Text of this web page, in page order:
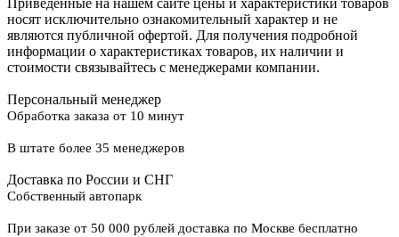
Приведенные на нашем сайте цены и характеристики товаров
носят исключительно ознакомительный характер и не
являются публичной офертой. Для получения подробной
информации о характеристиках товаров, их наличии и
стоимости связывайтесь с менеджерами компании.
Персональный менеджер
Обработка заказа от 10 минут
В штате более 35 менеджеров
Доставка по России и СНГ
Собственный автопарк
При заказе от 50 000 рублей доставка по Москве бесплатно